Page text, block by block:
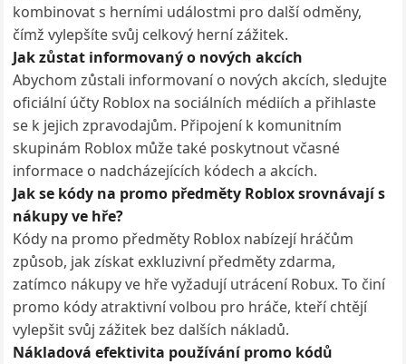
kombinovat s herními událostmi pro další odměny,
čímž vylepšíte svůj celkový herní zážitek.
Jak zůstat informovaný o nových akcích
Abychom zůstali informovaní o nových akcích, sledujte
oficiální účty Roblox na sociálních médiích a přihlaste
se k jejich zpravodajům. Připojení k komunitním
skupinám Roblox může také poskytnout včasné
informace o nadcházejících kódech a akcích.
Jak se kódy na promo předměty Roblox srovnávají s
nákupy ve hře?
Kódy na promo předměty Roblox nabízejí hráčům
způsob, jak získat exkluzivní předměty zdarma,
zatímco nákupy ve hře vyžadují utrácení Robux. To činí
promo kódy atraktivní volbou pro hráče, kteří chtějí
vylepšit svůj zážitek bez dalších nákladů.
Nákladová efektivita používání promo kódů